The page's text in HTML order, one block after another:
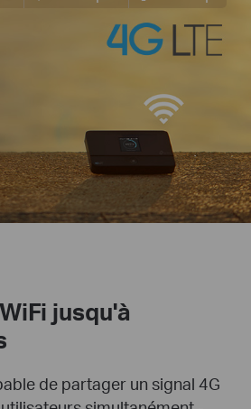
jusqu'à
de partager un signal 4G